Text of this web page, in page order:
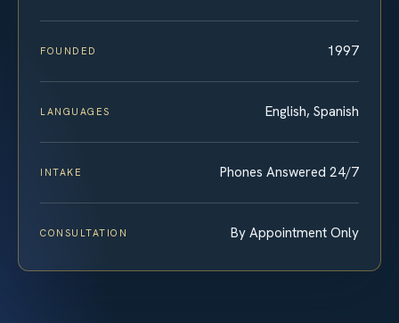
FOUNDED 1997
LANGUAGES English, Spanish
INTAKE Phones Answered 24/7
CONSULTATION By Appointment Only